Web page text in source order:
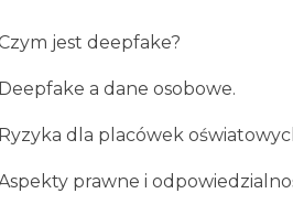
jest deepfake?
Deepfake a dane osobowe.
Ryzyka dla placówek
prawne i